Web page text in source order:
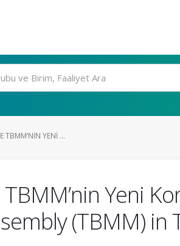
TBMM’NIN YENI ...
Yeni
(TBMM) in